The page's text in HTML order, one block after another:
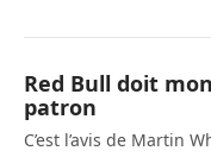
Red Bull doit
patron
C’est l’avis de Martin